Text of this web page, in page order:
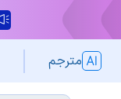
مترجم